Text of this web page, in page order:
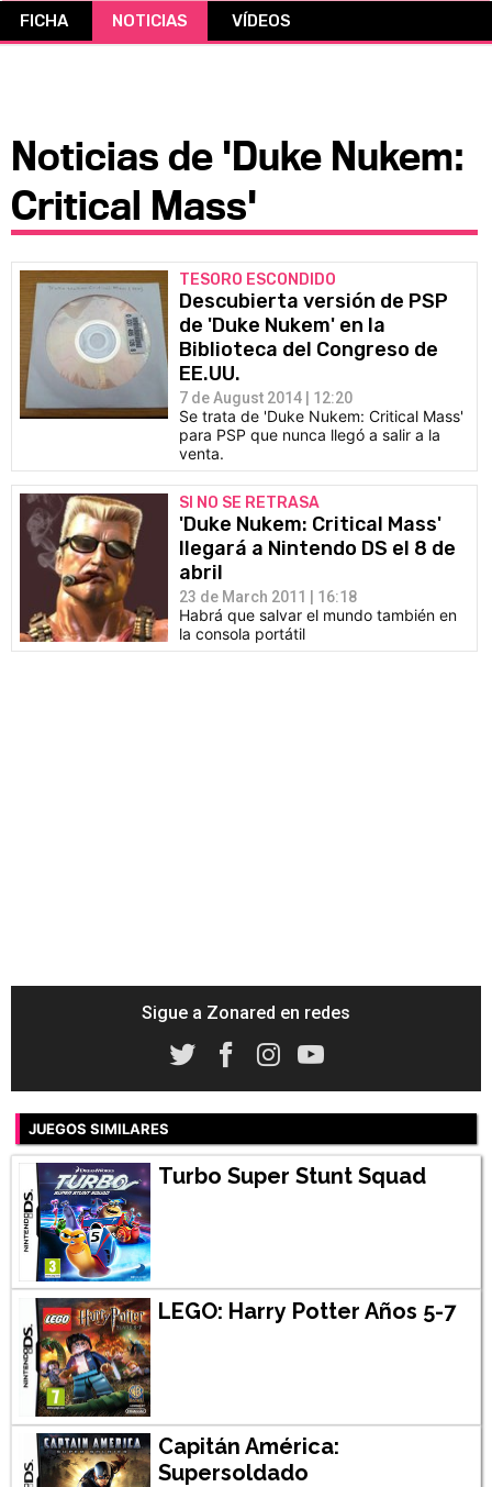
FICHA NOTICIAS VÍDEOS
Noticias de 'Duke Nukem:
Critical Mass'
TESORO ESCONDIDO
Descubierta versión de PSP
de 'Duke Nukem' en la
Biblioteca del Congreso de
EE.UU.
7 de August 2014 | 12:20
Se trata de 'Duke Nukem: Critical Mass'
para PSP que nunca llegó a salir a la
venta.
SI NO SE RETRASA
'Duke Nukem: Critical Mass'
llegará a Nintendo DS el 8 de
abril
23 de March 2011 | 16:18
Habrá que salvar el mundo también en
la consola portátil
Sigue a Zonared en redes
JUEGOS SIMILARES
Turbo Super Stunt Squad
LEGO: Harry Potter Años 5-7
Capitán América:
Supersoldado